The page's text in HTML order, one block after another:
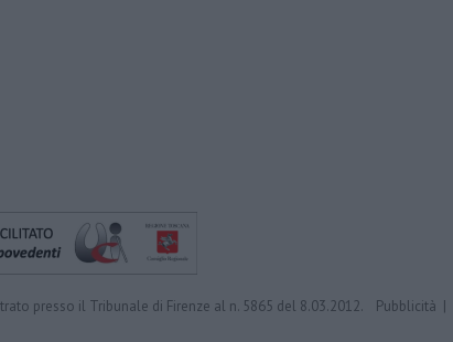
presso il Tribunale di Firenze al n. 5865 del 8.03.2012. Pubblicità |